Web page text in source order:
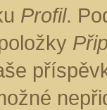
Profil.